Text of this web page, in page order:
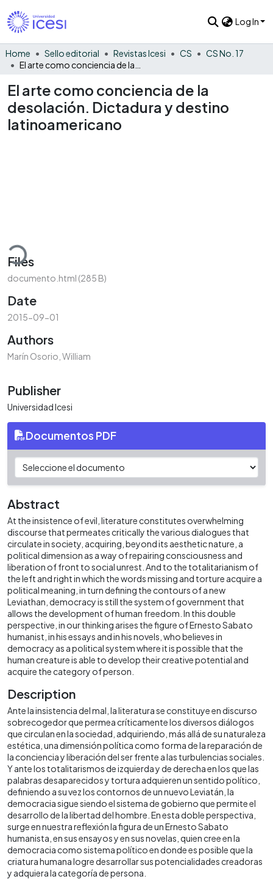
Log In
Home Sello editorial Revistas Icesi CS
CS No. 17
El arte como conciencia de la
desolación. Dictadura y destino
latinoamericano
Files
documento.html (285 B)
Date
2015-09-01
Authors
Marín Osorio, William
Publisher
Universidad Icesi
Documentos PDF
Abstract
At the insistence of evil, literature constitutes overwhelming
discourse that permeates critically the various dialogues that
circulate in society, acquiring, beyond its aesthetic nature, a
political dimension as a way of repairing consciousness and
liberation of front to social unrest. And to the totalitarianism of
the left and right in which the words missing and torture acquire a
political meaning, in turn defining the contours of a new
Leviathan, democracy is still the system of government that
allows the development of human freedom. In this double
perspective, in our thinking arises the figure of Ernesto Sabato
humanist, in his essays and in his novels, who believes in
democracy as a political system where it is possible that the
human creature is able to develop their creative potential and
acquire the category of person.
Description
Ante la insistencia del mal, la literatura se constituye en discurso
sobrecogedor que permea críticamente los diversos diálogos
que circulan en la sociedad, adquiriendo, más allá de su naturaleza
estética, una dimensión política como forma de la reparación de
la conciencia y liberación del ser frente a las turbulencias sociales.
Y ante los totalitarismos de izquierda y de derecha en los que las
palabras desaparecidos y tortura adquieren un sentido político,
definiendo a su vez los contornos de un nuevo Leviatán, la
democracia sigue siendo el sistema de gobierno que permite el
desarrollo de la libertad del hombre. En esta doble perspectiva,
surge en nuestra reflexión la figura de un Ernesto Sabato
humanista, en sus ensayos y en sus novelas, quien cree en la
democracia como sistema político en donde es posible que la
criatura humana logre desarrollar sus potencialidades creadoras
y adquiera la categoría de persona.